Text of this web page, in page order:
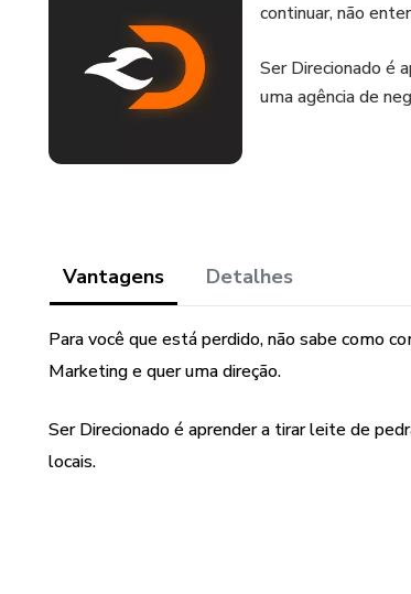
continuar, não
Ser Direcionado é
uma agência de
Vantagens Detalhes
Para você que está perdido, não sabe como
Marketing e quer uma direção.
Ser Direcionado é aprender a tirar leite de
locais.